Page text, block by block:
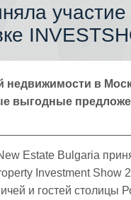
участие
в
выгодные
Estate Bulgaria
Investment Show
и гостей столицы